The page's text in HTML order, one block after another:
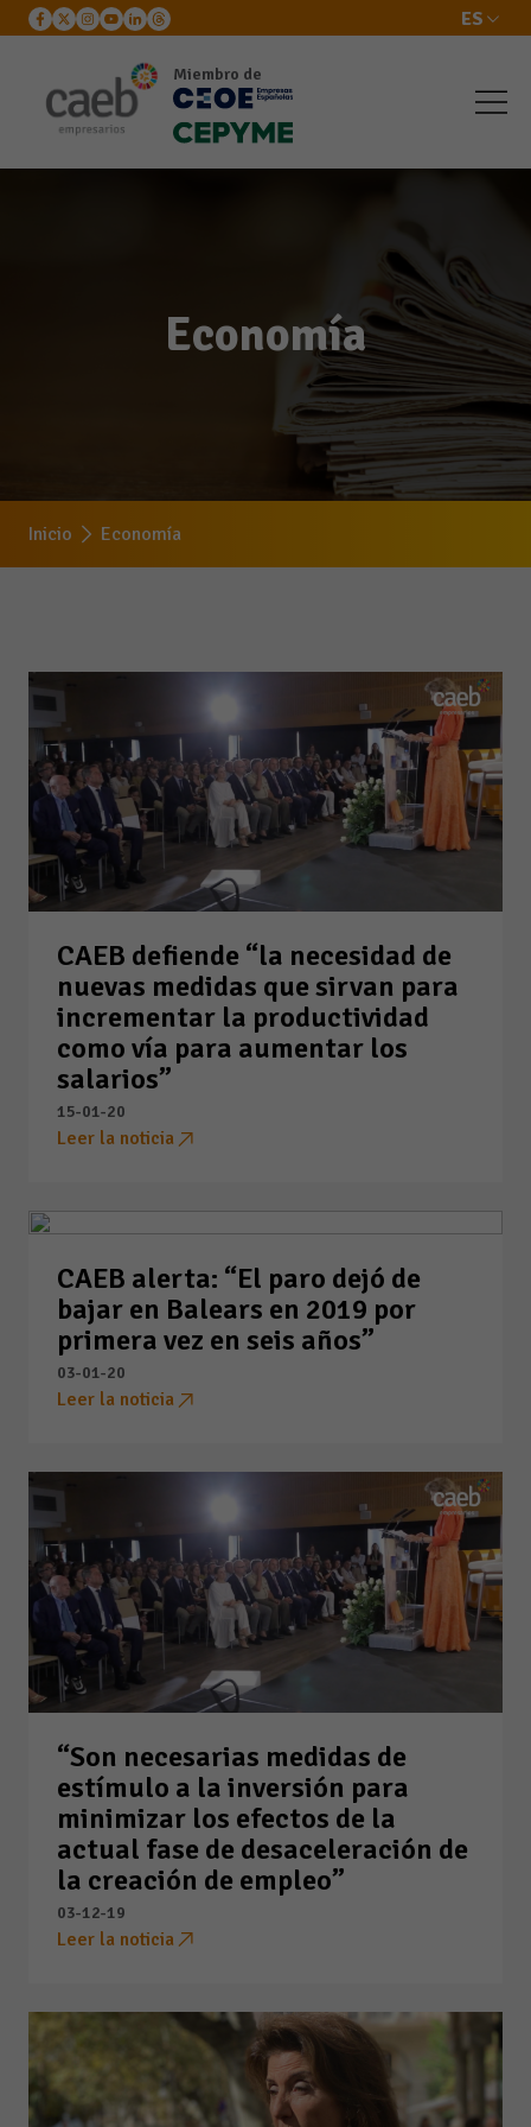
ES
Miembro de
Economía
Inicio Economía
CAEB defiende “la necesidad de
nuevas medidas que sirvan para
incrementar la productividad
como vía para aumentar los
salarios”
15-01-20
Leer la noticia
CAEB alerta: “El paro dejó de
bajar en Balears en 2019 por
primera vez en seis años”
03-01-20
Leer la noticia
“Son necesarias medidas de
estímulo a la inversión para
minimizar los efectos de la
actual fase de desaceleración de
la creación de empleo”
03-12-19
Leer la noticia